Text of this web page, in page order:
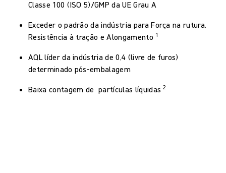
Classe 100 (ISO 5)/GMP da UE Grau A
Exceder o padrão da indústria para Força na rutura,
Resistência à tração e Alongamento 1
AQL líder da indústria de 0,4 (livre de furos)
determinado pós-embalagem
Baixa contagem de partículas líquidas2